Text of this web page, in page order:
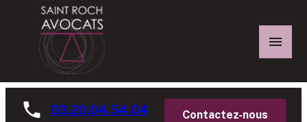
03.20.04.54.04 Contactez-nous
Panneau de gestion des cookies